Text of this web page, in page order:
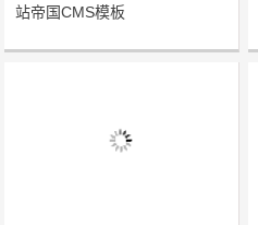
站帝国CMS模板